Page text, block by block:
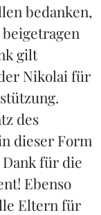
bedanken,
gilt
Nikolai für
des
dieser Form
für die
Ebenso
Eltern für